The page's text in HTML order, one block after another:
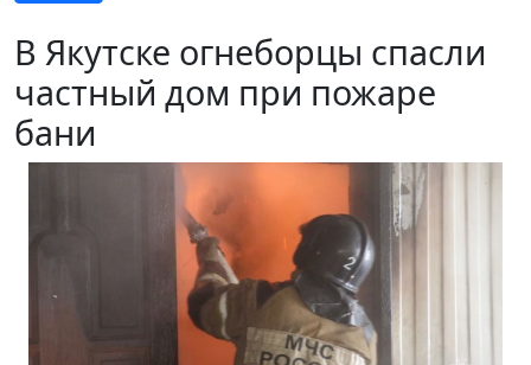
В Якутске огнеборцы спасли
частный дом при пожаре
бани